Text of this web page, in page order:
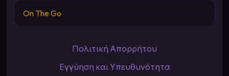
On The Go
Πολιτική Απορρήτου
Εγγύηση και Υπευθυνότητα